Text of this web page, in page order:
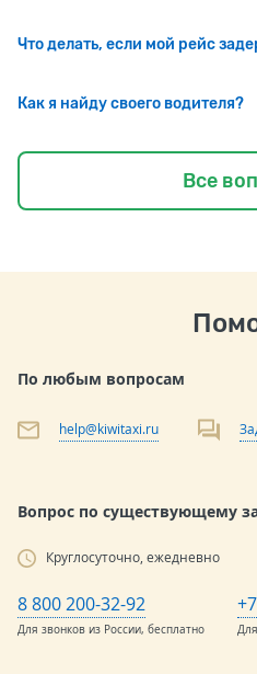
Что делать, если мой рейс
Как я найду своего водителя?
Все
По любым вопросам
help@kiwitaxi.ru
Вопрос по существующему
Круглосуточно, ежедневно
8 800 200-32-92
Для звонков из России, бесплатно